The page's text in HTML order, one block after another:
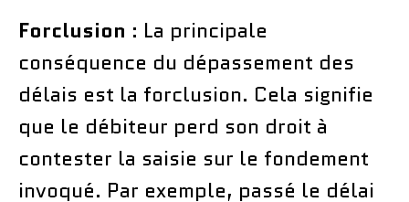
Forclusion : La principale
conséquence du dépassement des
délais est la forclusion. Cela signifie
que le débiteur perd son droit à
contester la saisie sur le fondement
invoqué. Par exemple, passé le délai